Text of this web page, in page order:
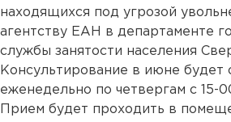
находящихся под угрозой
агентству ЕАН в департаменте
службы занятости населения
Консультирование в июне будет
еженедельно по четвергам с 15-
Прием будет проходить в